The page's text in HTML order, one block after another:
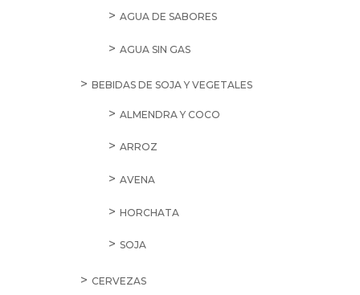
AGUA DE SABORES
AGUA SIN GAS
BEBIDAS DE SOJA Y VEGETALES
ALMENDRA Y COCO
ARROZ
AVENA
HORCHATA
SOJA
CERVEZAS